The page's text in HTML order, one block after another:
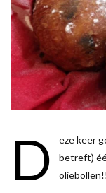
D
eze keer
betreft)